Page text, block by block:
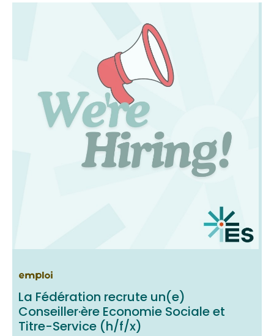
emploi
La Fédération recrute un(e)
Conseiller·ère Economie Sociale et
Titre-Service (h/f/x)